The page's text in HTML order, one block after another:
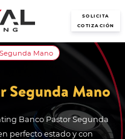
SOLICITA
COTIZACIÓN
Segunda Mano
Banco Pastor Segunda
perfecto estado y con
Mano